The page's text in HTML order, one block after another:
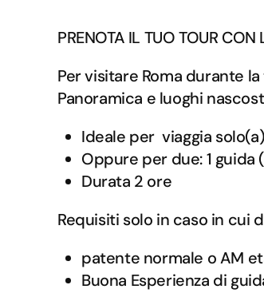
PRENOTA IL TUO TOUR
Per visitare Roma durante
Panoramica e luoghi
Ideale per viaggia
Oppure per due: 1
Durata 2 ore
Requisiti solo in caso in cui
patente normale o AM
Buona Esperienza di